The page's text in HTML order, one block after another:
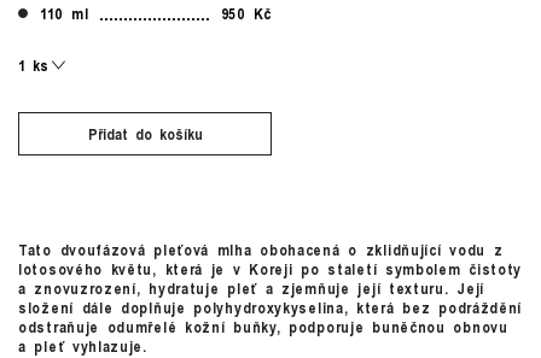
110 ml 950 Kč
Přidat do košíku
Tato dvoufázová pleťová mlha obohacená o zklidňující vodu z
lotosového květu, která je v Koreji po staletí symbolem čistoty
a znovuzrození, hydratuje pleť a zjemňuje její texturu. Její
složení dále doplňuje polyhydroxykyselina, která bez podráždění
odstraňuje odumřelé kožní buňky, podporuje buněčnou obnovu
a pleť vyhlazuje.